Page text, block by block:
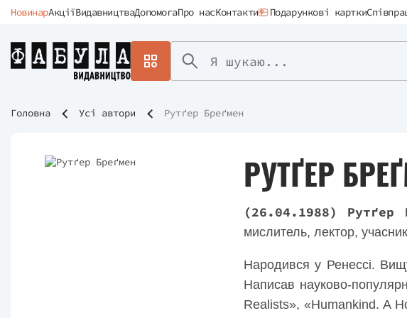
НовинарАкціїВидавництваДопомогаПро насКонтакти Подарункові картки
Головна Усі автори Рутґер Бреґмен
РУТҐЕР
(26.04.1988) Рутґер
мислитель, лектор,
Народився у Ренессі.
Написав науково-
Realists», «Humankind. A